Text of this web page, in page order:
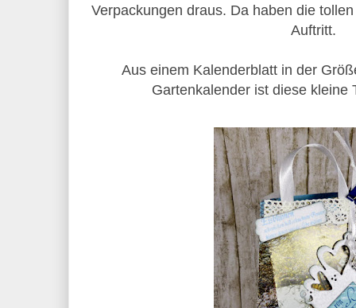
Verpackungen draus. Da haben die
Auftritt.
Aus einem Kalenderblatt in der
Gartenkalender ist diese kleine